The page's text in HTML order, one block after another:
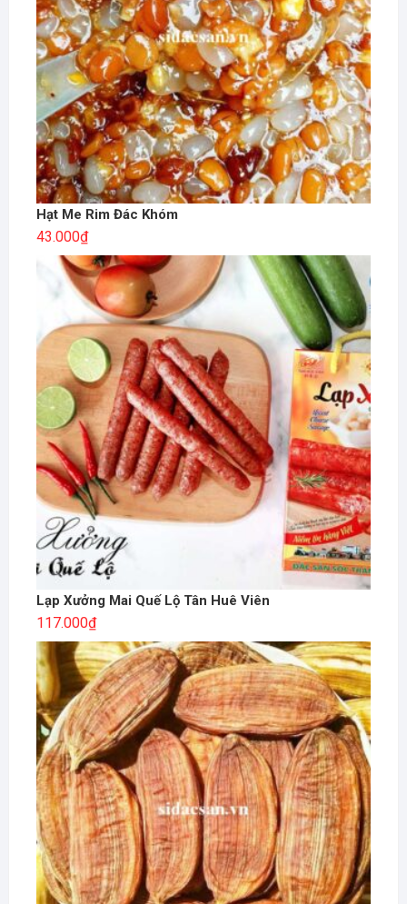
Hạt Me Rim Đác Khóm
43.000₫
Lạp Xưởng Mai Quế Lộ Tân Huê Viên
117.000₫